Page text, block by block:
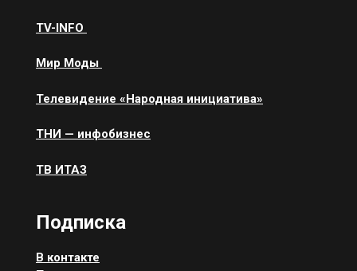
ТV-INFO
Мир Моды
Телевидение «Народная инициатива»
ТНИ — инфобизнес
ТВ ИТАЗ
Подписка
В контакте